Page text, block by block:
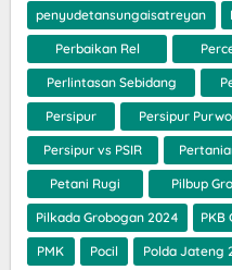
penyudetansungaisatreyan
Perbaikan Rel
Perlintasan Sebidang
Persipur Persipur
Persipur vs PSIR
Petani Rugi Pilbup
Pilkada Grobogan 2024 PKB
PMK Pocil Polda Jateng